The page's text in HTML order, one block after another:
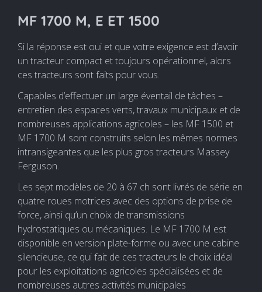
MF 1700 M, E ET 1500
Si la réponse est oui et que votre exigence est d’avoir
un tracteur compact et toujours opérationnel, alors
ces tracteurs sont faits pour vous.
Capables d’effectuer un large éventail de tâches –
entretien des espaces verts, travaux municipaux et de
nombreuses applications agricoles – les MF 1500 et
MF 1700 M sont construits selon les mêmes normes
intransigeantes que les plus gros tracteurs Massey
Ferguson.
Les sept modèles de 20 à 67 ch sont livrés de série en
quatre roues motrices avec des options de prise de
force, ainsi qu’un choix de transmissions
hydrostatiques ou mécaniques. Le MF 1700 M est
disponible en version plate-forme ou avec une cabine
silencieuse, ce qui fait de ces tracteurs le choix idéal
pour les exploitations agricoles spécialisées et de
nombreuses autres activités municipales